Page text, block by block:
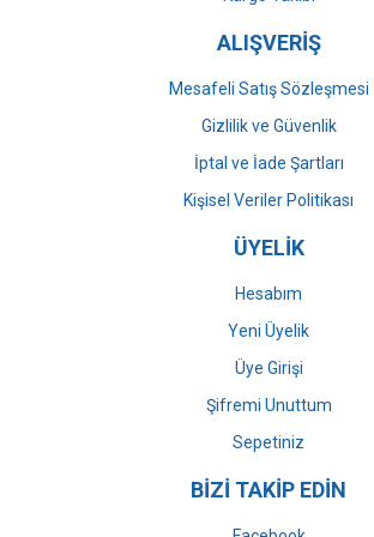
ALIŞVERİŞ
Mesafeli Satış Sözleşmesi
Gizlilik ve Güvenlik
İptal ve İade Şartları
Kişisel Veriler Politikası
ÜYELİK
Hesabım
Yeni Üyelik
Üye Girişi
Şifremi Unuttum
Sepetiniz
BİZİ TAKİP EDİN